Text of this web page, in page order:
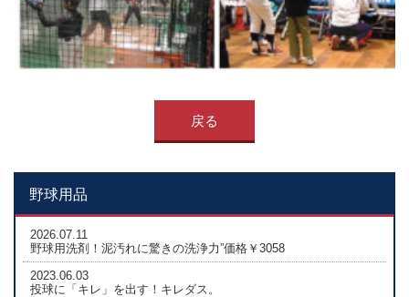
戻る
野球用品
2026.07.11
野球用洗剤！泥汚れに驚きの洗浄力”価格￥3058
2023.06.03
投球に「キレ」を出す！キレダス。